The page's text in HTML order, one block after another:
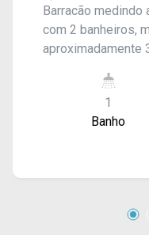
Barracão medindo
com 2 banheiros,
aproximadamente
1
Banho